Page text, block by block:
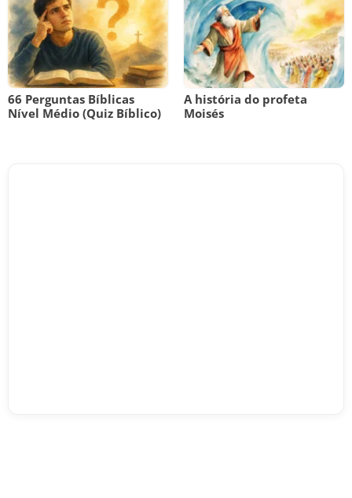
66 Perguntas Bíblicas
Nível Médio (Quiz Bíblico)
A história do profeta
Moisés